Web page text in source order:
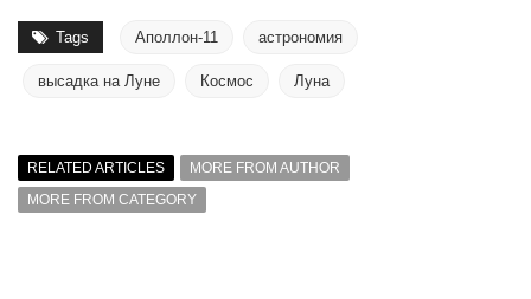
Tags Аполлон-11 астрономия
высадка на Луне Космос Луна
RELATED ARTICLES
MORE FROM AUTHOR
MORE FROM CATEGORY